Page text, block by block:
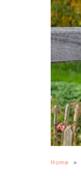
Home »